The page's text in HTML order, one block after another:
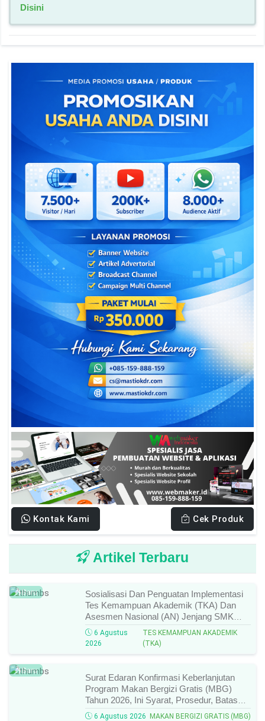
Disini
Kontak Kami Cek Produk
Artikel Terbaru
Baru
Sosialisasi Dan Penguatan Implementasi
Tes Kemampuan Akademik (TKA) Dan
Asesmen Nasional (AN) Jenjang SMK
Tahun 2026, Ini Jadwal, Materi, Dan Link
Mengikutinya!
6 Agustus
2026
TES KEMAMPUAN AKADEMIK
(TKA)
Baru
Surat Edaran Konfirmasi Keberlanjutan
Program Makan Bergizi Gratis (MBG)
Tahun 2026, Ini Syarat, Prosedur, Batas
Waktu, Dan Cara Konfirmasinya!
6 Agustus 2026 MAKAN BERGIZI GRATIS (MBG)